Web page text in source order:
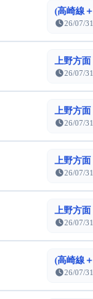
(高崎線
26/07/
上野方面
26/07/
上野方面
26/07/
上野方面
26/07/
上野方面
26/07/
(高崎線
26/07/